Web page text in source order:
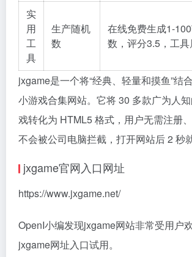
实
用
工
具
生产随机
数
在线免费生成1-
数，评分3.5，工具
jxgame是一个将“经典、轻量和摸鱼”结
小游戏合集网站。它将 30 多款广为人知
戏转化为 HTML5 格式，用户无需注册
不会被公司电脑拦截，打开网站后 2 秒
jxgame官网入口网址
https://www.jxgame.net/
OpenI小编发现jxgame网站非常受用户
jxgame网址入口试用。